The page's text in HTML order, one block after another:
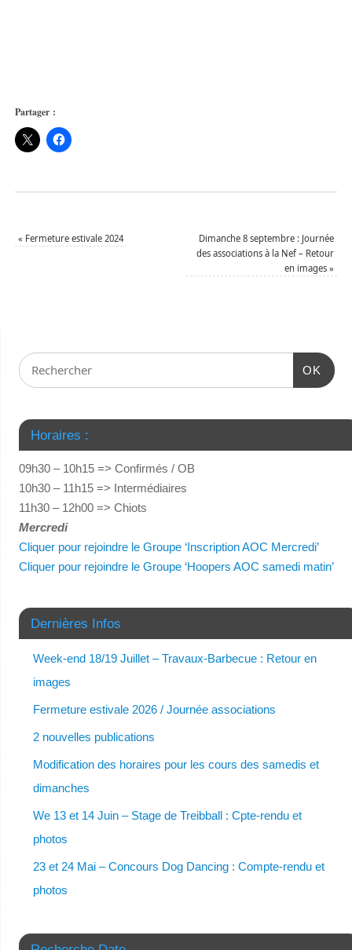
Partager :
« Fermeture estivale 2024
Dimanche 8 septembre : Journée
des associations à la Nef – Retour
en images»
OK
Horaires :
09h30 – 10h15 => Confirmés / OB
10h30 – 11h15 => Intermédiaires
11h30 – 12h00 => Chiots
Mercredi
Cliquer pour rejoindre le Groupe ‘Inscription AOC Mercredi’
Cliquer pour rejoindre le Groupe ‘Hoopers AOC samedi matin’
Dernières Infos
Week-end 18/19 Juillet – Travaux-Barbecue : Retour en
images
Fermeture estivale 2026 / Journée associations
2 nouvelles publications
Modification des horaires pour les cours des samedis et
dimanches
We 13 et 14 Juin – Stage de Treibball : Cpte-rendu et
photos
23 et 24 Mai – Concours Dog Dancing : Compte-rendu et
photos